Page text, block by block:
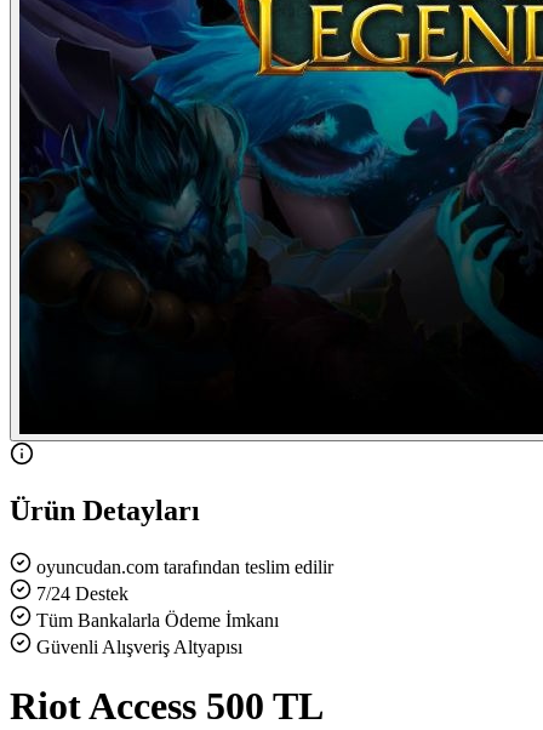
Ürün Detayları
oyuncudan.com tarafından teslim edilir
7/24 Destek
Tüm Bankalarla Ödeme İmkanı
Güvenli Alışveriş Altyapısı
Riot Access 500 TL